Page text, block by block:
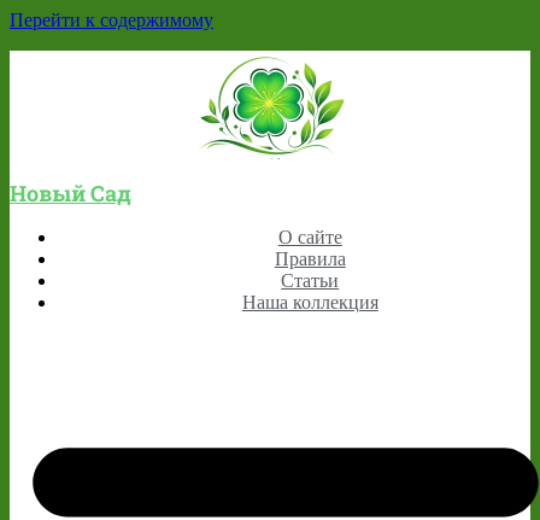
Перейти к содержимому
Новый Сад
О сайте
Правила
Статьи
Наша коллекция